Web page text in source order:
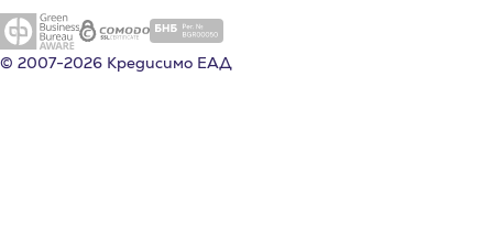
© 2007-2026 Кредисимо ЕАД